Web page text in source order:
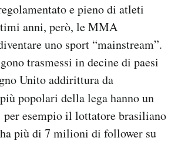
e pieno di atleti
anni, però, le MMA
uno sport “mainstream”.
trasmessi in decine di paesi
Unito addirittura da
popolari della lega hanno un
per esempio il lottatore brasiliano
più di 7 milioni di follower su